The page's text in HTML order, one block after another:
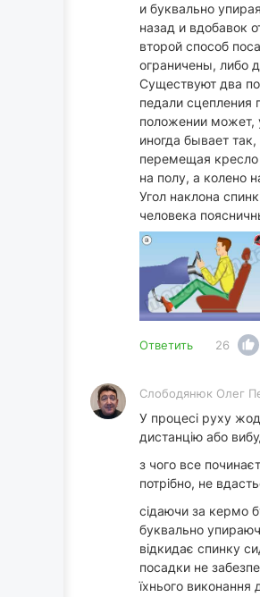
и буквально
назад и вдобавок
второй способ
ограничены, либо
Существуют два
педали сцепления
положении может,
иногда бывает
перемещая кресло
на полу, а колено
Угол наклона
человека
Ответить 26
Слободянюк Олег
У процесі руху
дистанцію або
з чого все
потрібно, не
сідаючи за кермо
буквально
відкидає спинку
посадки не
їхнього виконання